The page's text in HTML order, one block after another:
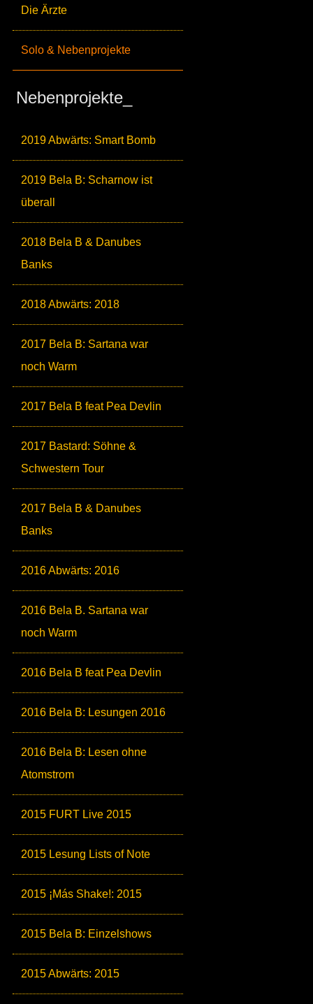
Die Ärzte
Solo & Nebenprojekte
Nebenprojekte_
2019 Abwärts: Smart Bomb
2019 Bela B: Scharnow ist
überall
2018 Bela B & Danubes
Banks
2018 Abwärts: 2018
2017 Bela B: Sartana war
noch Warm
2017 Bela B feat Pea Devlin
2017 Bastard: Söhne &
Schwestern Tour
2017 Bela B & Danubes
Banks
2016 Abwärts: 2016
2016 Bela B. Sartana war
noch Warm
2016 Bela B feat Pea Devlin
2016 Bela B: Lesungen 2016
2016 Bela B: Lesen ohne
Atomstrom
2015 FURT Live 2015
2015 Lesung Lists of Note
2015 ¡Más Shake!: 2015
2015 Bela B: Einzelshows
2015 Abwärts: 2015